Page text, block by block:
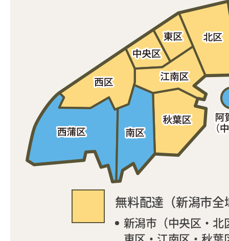
無料配達（新潟市全
新潟市（中央区・北
東区・江南区・秋葉